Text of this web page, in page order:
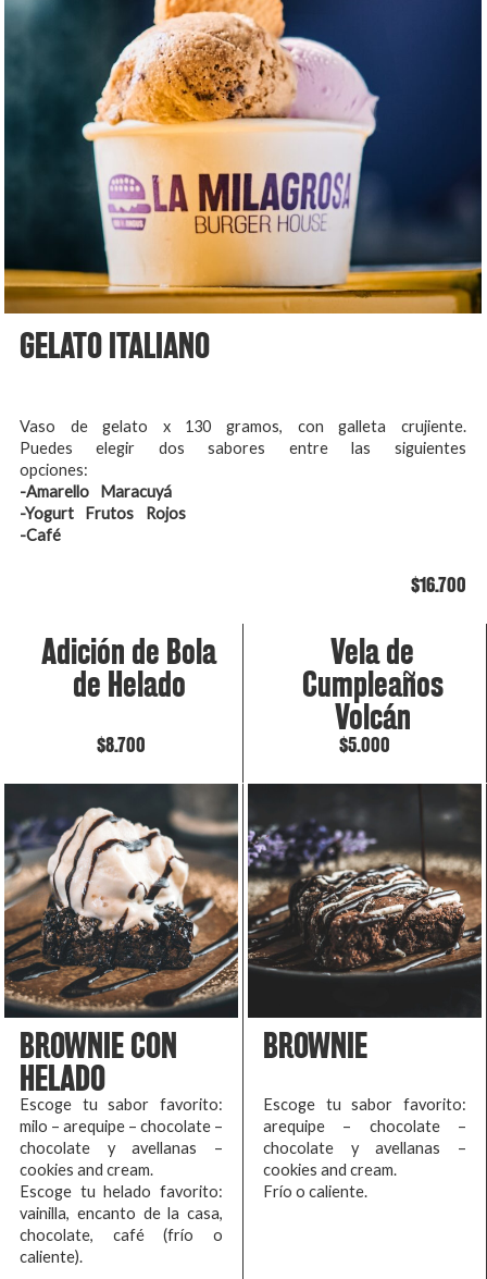
GELATO ITALIANO
Vaso de gelato x 130 gramos, con galleta crujiente.
Puedes elegir dos sabores entre las siguientes
opciones:
-Amarello Maracuyá
-Yogurt Frutos Rojos
-Café
$16.700
Adición de Bola
de Helado
$8.700
Vela de
Cumpleaños
Volcán
$5.000
BROWNIE CON
HELADO
Escoge tu sabor favorito:
milo – arequipe – chocolate –
chocolate y avellanas –
cookies and cream.
Escoge tu helado favorito:
vainilla, encanto de la casa,
chocolate, café (frío o
caliente).
BROWNIE
Escoge tu sabor favorito:
arequipe – chocolate –
chocolate y avellanas –
cookies and cream.
Frío o caliente.